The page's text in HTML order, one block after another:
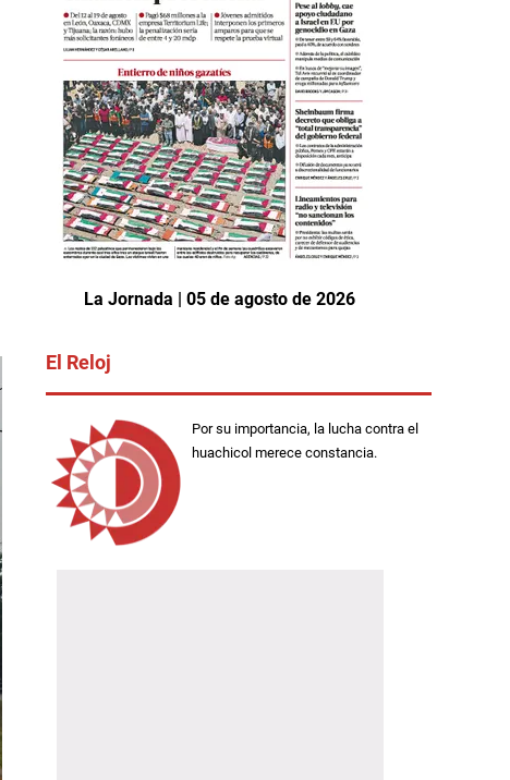
La Jornada | 05 de agosto de 2026
El Reloj
Por su importancia, la lucha contra el
huachicol merece constancia.